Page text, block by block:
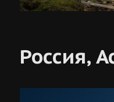
Россия,